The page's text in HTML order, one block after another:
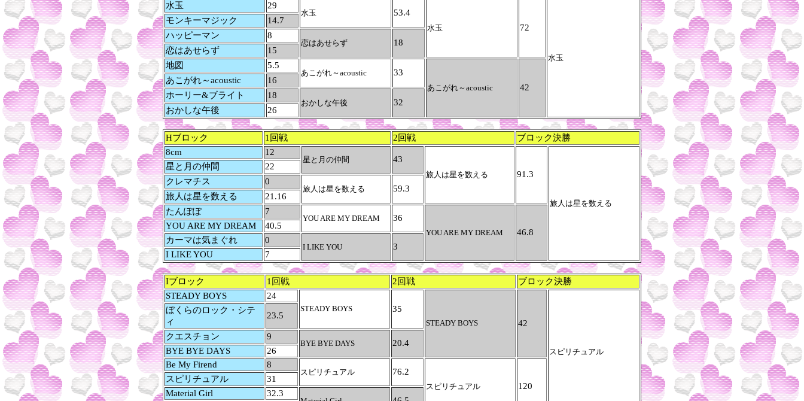
水玉
29
水玉 53.4
水玉 72
水玉
モンキーマジック
14.7
ハッピーマン
8
恋はあせらず
18
恋はあせらず
15
地図
5.5
あこがれ～acoustic 33
あこがれ～acoustic 42
あこがれ～acoustic
16
ホーリー&ブライト
18
おかしな午後
32
おかしな午後
26
Hブロック 1回戦 2回戦
ブロック決勝
8cm
12
星と月の仲間 43
旅人は星を数える 91.3
旅人は星を数える
星と月の仲間
22
クレマチス
0
旅人は星を数える
59.3
旅人は星を数える
21.16
たんぽぽ
7
YOU ARE MY DREAM 36
YOU ARE MY DREAM 46.8
YOU ARE MY DREAM
40.5
カーマは気まぐれ
0
I LIKE YOU
3
I LIKE YOU
7
Iブロック 1回戦 2回戦
ブロック決勝
STEADY BOYS
24
STEADY BOYS 35
STEADY BOYS 42
スピリチュアル
ぼくらのロック・シテ
ィ
23.5
クエスチョン 9
BYE BYE DAYS
20.4
BYE BYE DAYS
26
Be My Firend
8
スピリチュアル 76.2
スピリチュアル 120
スピリチュアル
31
Material Girl
32.3